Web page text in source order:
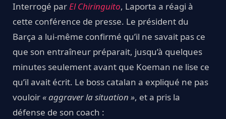
Interrogé parEl Chiringuito, Laporta a réagi à
cette conférence de presse. Le président du
Barça a lui-même confirmé qu’il ne savait pas ce
que son entraîneur préparait, jusqu’à quelques
minutes seulement avant que Koeman ne lise ce
qu’il avait écrit. Le boss catalan a expliqué ne pas
vouloir« aggraver la situation », et a pris la
défense de son coach :